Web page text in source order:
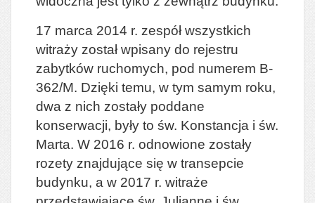
17 marca 2014 r. zespół wszystkich
witraży został wpisany do rejestru
zabytków ruchomych, pod numerem B-
362/M. Dzięki temu, w tym samym roku,
dwa z nich zostały poddane
konserwacji, były to św. Konstancja i św.
Marta. W 2016 r. odnowione zostały
rozety znajdujące się w transepcie
budynku, a w 2017 r. witraże